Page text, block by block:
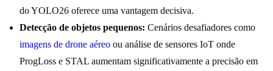
do YOLO26 oferece uma vantagem decisiva.
Detecção de objetos pequenos: Cenários desafiadores como
imagens de drone aéreo ou análise de sensores IoT onde
ProgLoss e STAL aumentam significativamente a precisão em